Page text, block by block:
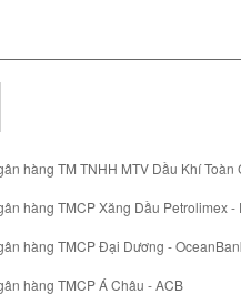
hàng TM TNHH MTV Dầu Khí Toàn
hàng TMCP Xăng Dầu Petrolimex -
hàng TMCP Đại Dương -
hàng TMCP Á Châu - ACB